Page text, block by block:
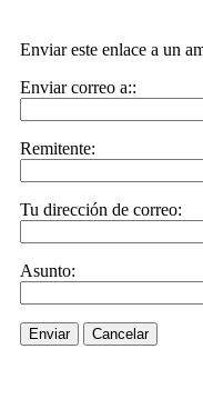
Enviar este enlace a un
Enviar correo a::
Remitente:
Tu dirección de correo:
Asunto:
Enviar Cancelar